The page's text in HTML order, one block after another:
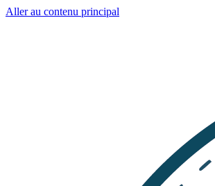
Aller au contenu principal